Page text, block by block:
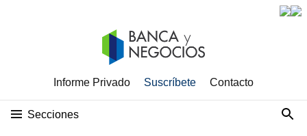
Informe Privado Suscríbete Contacto
Secciones